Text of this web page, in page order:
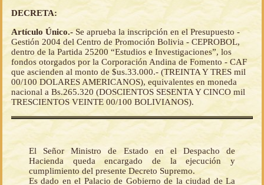
DECRETA:
Artículo Único.- Se aprueba la inscripción en el Presupuesto -
Gestión 2004 del Centro de Promoción Bolivia - CEPROBOL,
dentro de la Partida 25200 “Estudios e Investigaciones”, los
fondos otorgados por la Corporación Andina de Fomento - CAF
que ascienden al monto de $us.33.000.- (TREINTA Y TRES mil
00/100 DOLARES AMERICANOS), equivalentes en moneda
nacional a Bs.265.320 (DOSCIENTOS SESENTA Y CINCO mil
TRESCIENTOS VEINTE 00/100 BOLIVIANOS).
El Señor Ministro de Estado en el Despacho de
Hacienda queda encargado de la ejecución y
cumplimiento del presente Decreto Supremo.
Es dado en el Palacio de Gobierno de la ciudad de La